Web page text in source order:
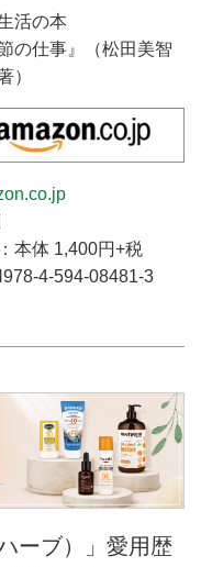
活の本
節の仕事』（松田美智
）
本体 1,400円+税
4-594-08481-3
ーブ）」愛用歴